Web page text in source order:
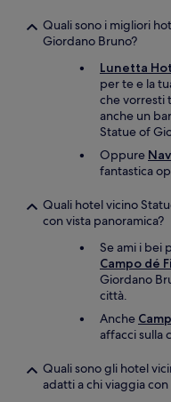
Quali sono i migliori
Giordano Bruno?
Lunetta
per te e la
che vorresti
anche un
Statue of
Oppure
fantastica
Quali hotel vicino
con vista panoramica?
Se ami i bei
Campo dé
Giordano
città.
Anche
affacci sulla
Quali sono gli hotel
adatti a chi viaggia con